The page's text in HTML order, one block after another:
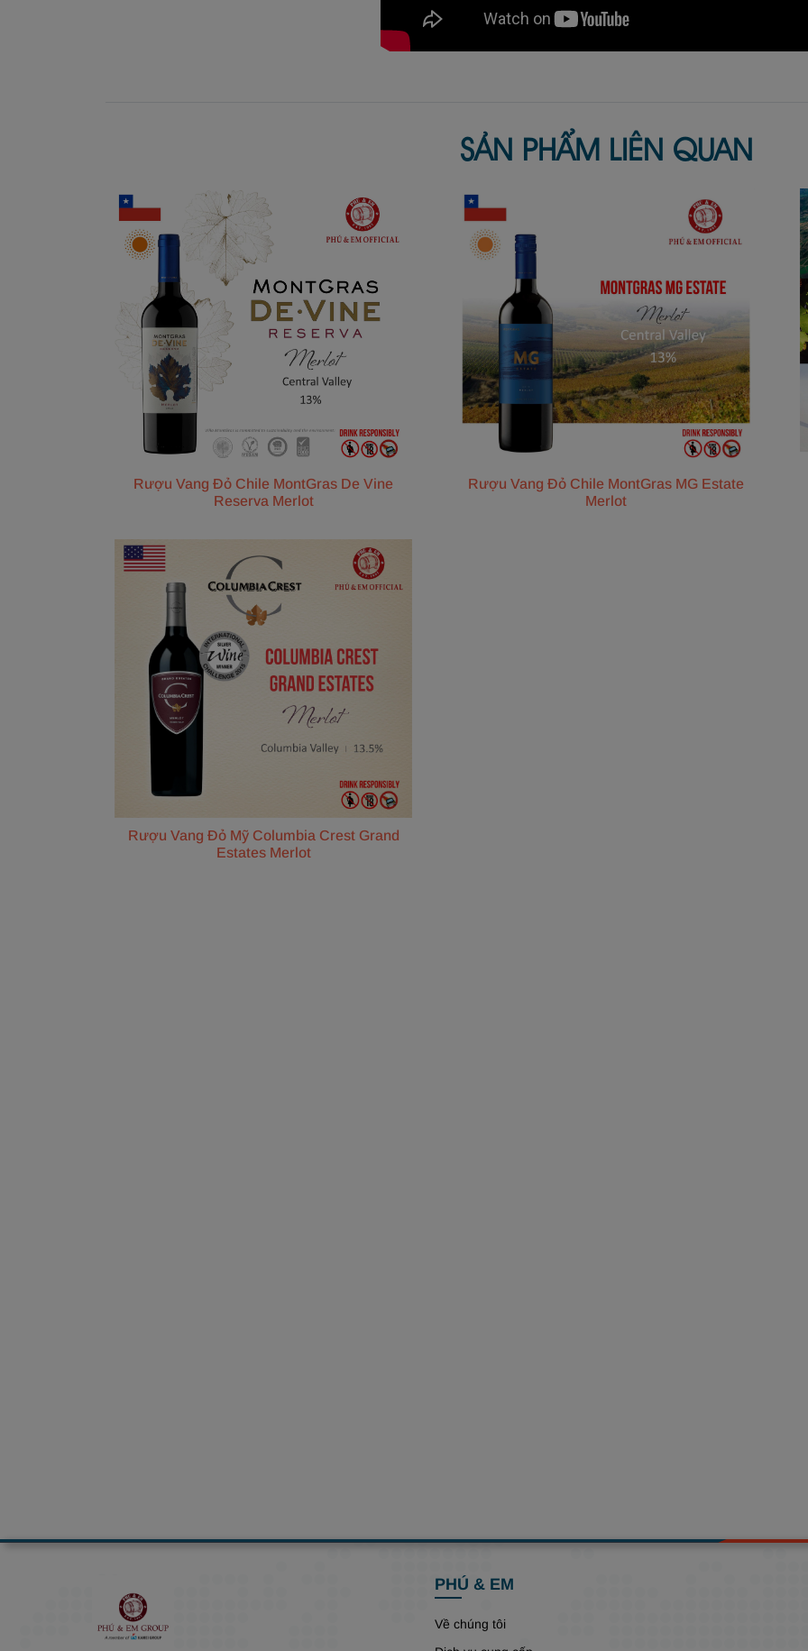
SẢN PHẨM LIÊN QUAN
Rượu Vang Đỏ Chile MontGras De Vine
Reserva Merlot
Rượu Vang Đỏ Chile MontGras MG Estate
Merlot
Rượu Vang Đỏ Mỹ Columbia Crest Grand
Estates Merlot
PHÚ & EM
Về chúng tôi